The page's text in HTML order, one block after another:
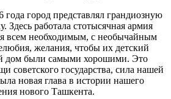
город представлял грандиозную
Здесь работала стотысячная армия
всем не­обходимым, с необычайным
желания, чтобы их детский
дом были самыми хорошими. Это
советского государства, сила нашей
новая глава в истории нашего
нового Ташкента.